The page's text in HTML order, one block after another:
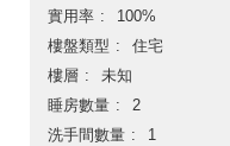
實用率
100%
樓盤類型
住宅
樓層
未知
睡房數量
2
洗手間數量
1